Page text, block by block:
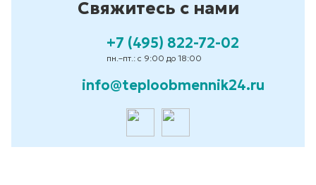
Свяжитесь с нами
+7 (495) 822-72-02
пн.–пт.: с 9:00 до 18:00
info@teploobmennik24.ru